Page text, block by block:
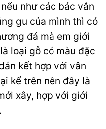
như các bác vẫn
gu của mình thì có
đá mà em giới
loại gỗ có màu đặc
kết hợp với vân
kể trên nên đây là
xây, hợp với giới